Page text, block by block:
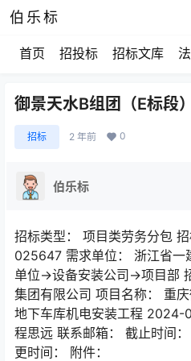
伯乐标
首页 招投标 招标文库
御景天水B组团（E标段
招标 2 年前 0
伯乐标
招标类型： 项目类劳务分包
025647 需求单位： 浙江省一
单位->设备安装公司->项目部
集团有限公司 项目名称： 重
地下车库机电安装工程 2024-
程思远 联系邮箱： 截止时间
更时间： 附件：